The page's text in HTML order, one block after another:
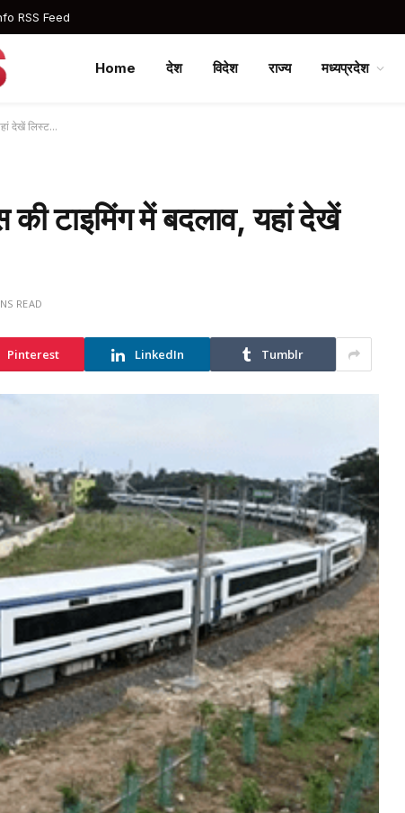
RSS Feed
Home देश विदेश राज्य मध्यप्रदेश
देखें लिस्ट…
की टाइमिंग में बदलाव, यहां देखें
READ
Pinterest LinkedIn Tumblr